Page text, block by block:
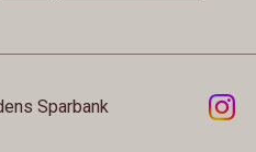
Sparbank